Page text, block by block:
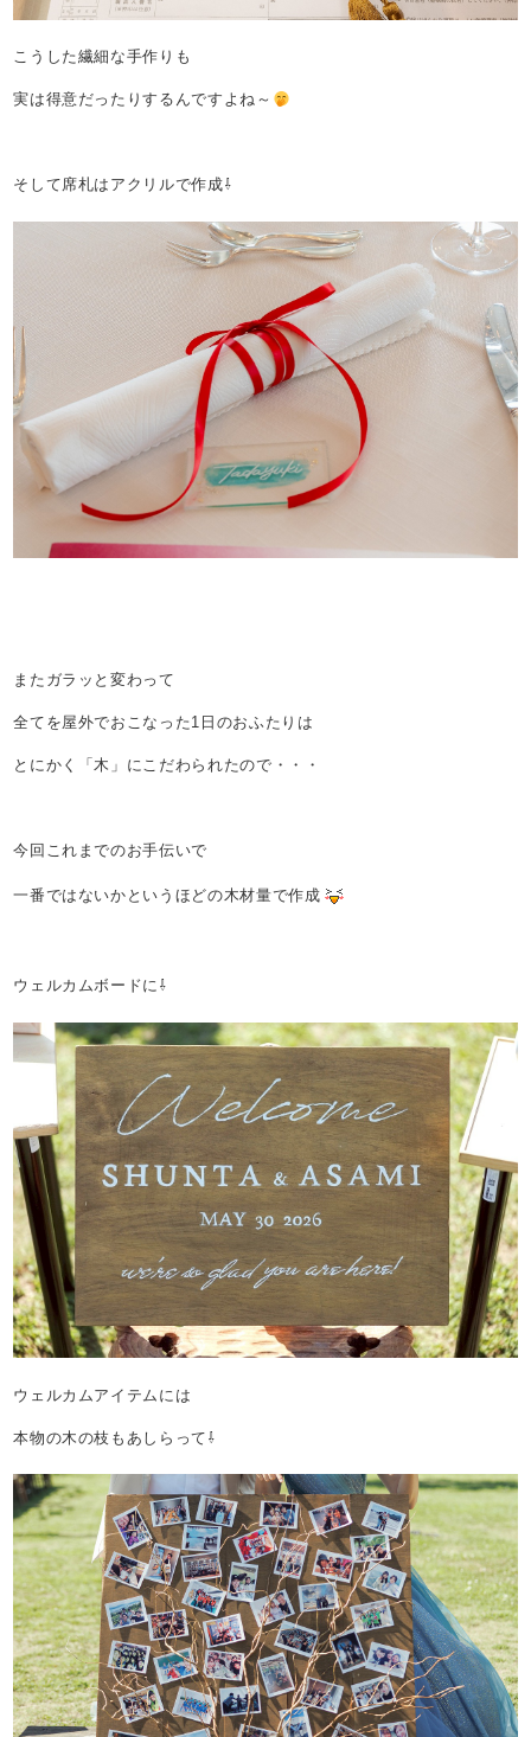
こうした繊細な手作りも
実は得意だったりするんですよね～
そして席札はアクリルで作成⇩
またガラッと変わって
全てを屋外でおこなった1日のおふたりは
とにかく「木」にこだわられたので・・・
今回これまでのお手伝いで
一番ではないかというほどの木材量で作成
ウェルカムボードに⇩
ウェルカムアイテムには
本物の木の枝もあしらって⇩